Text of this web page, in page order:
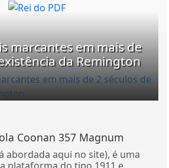
marcantes em mais de
da Remington
Coonan 357 Magnum
abordada aqui no site), é uma